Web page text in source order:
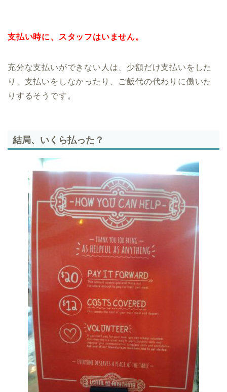
支払い時に、スタッフはいません。
充分な支払いができない人は、少額だけ支払いをした
り、支払いをしなかったり、ご飯代の代わりに働いた
りするそうです。
結局、いくら払った？